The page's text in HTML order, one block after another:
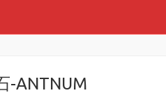
-ANTNUM